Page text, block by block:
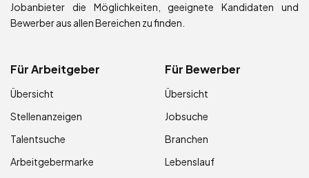
Jobanbieter die Möglichkeiten, geeignete Kandidaten und
Bewerber aus allen Bereichen zu finden.
Für Arbeitgeber
Übersicht
Stellenanzeigen
Talentsuche
Arbeitgebermarke
Für Bewerber
Übersicht
Jobsuche
Branchen
Lebenslauf